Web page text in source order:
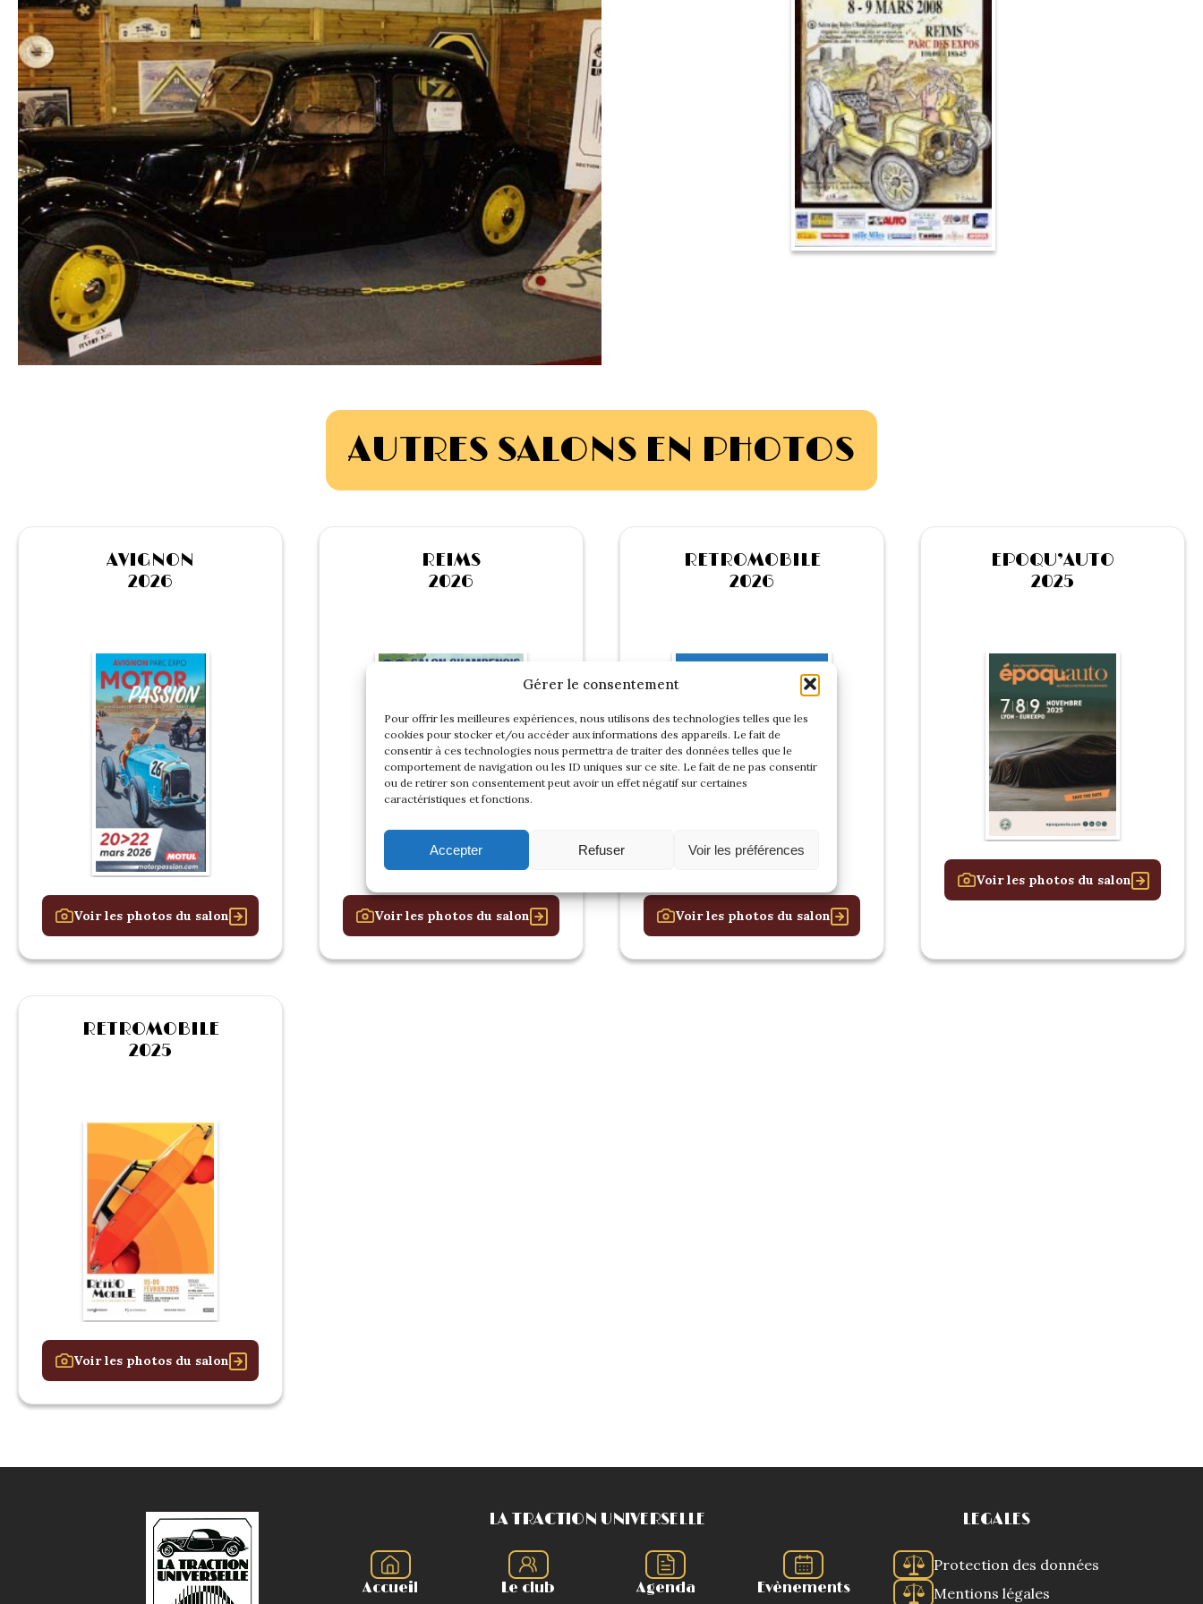
Gérer le consentement
Pour offrir les meilleures expériences, nous utilisons des technologies telles que les
cookies pour stocker et/ou accéder aux informations des appareils. Le fait de
consentir à ces technologies nous permettra de traiter des données telles que le
comportement de navigation ou les ID uniques sur ce site. Le fait de ne pas consentir
ou de retirer son consentement peut avoir un effet négatif sur certaines
caractéristiques et fonctions.
Accepter Refuser Voir les préférences
AUTRES SALONS EN PHOTOS
AVIGNON
2026
Voir les photos du salon
REIMS
2026
Voir les photos du salon
RETROMOBILE
2026
Voir les photos du salon
EPOQU’AUTO
2025
Voir les photos du salon
RETROMOBILE
2025
Voir les photos du salon
LA TRACTION UNIVERSELLE
Accueil Le club Agenda Evènements
LEGALES
Protection des données
Mentions légales